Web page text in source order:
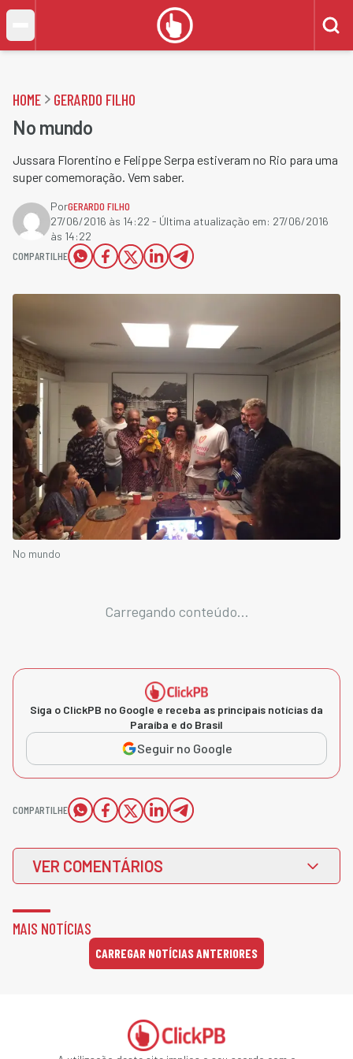
HOME GERARDO FILHO
No mundo
Jussara Florentino e Felippe Serpa estiveram no Rio para uma
super comemoração. Vem saber.
PorGERARDO FILHO
27/06/2016 às 14:22 - Última atualização em: 27/06/2016
às 14:22
COMPARTILHE
No mundo
Carregando conteúdo...
Siga o ClickPB no Google e receba as principais notícias da
Paraíba e do Brasil
Seguir no Google
COMPARTILHE
VER COMENTÁRIOS
MAIS NOTÍCIAS
CARREGAR NOTÍCIAS ANTERIORES